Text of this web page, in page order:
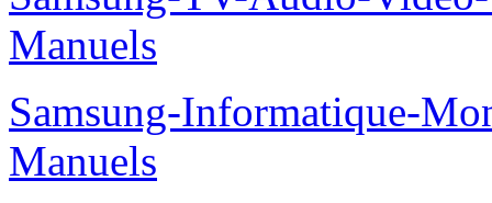
Manuels
Samsung-Informatique-
Manuels